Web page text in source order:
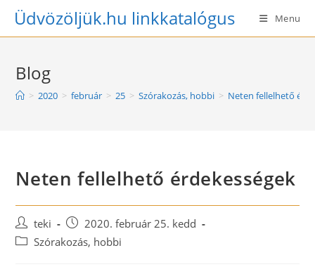
SkipÜdvözöljük.hu linkkatalógus Menu
Blog
> 2020 > február > 25 > Szórakozás, hobbi > Neten fellelhető
Neten fellelhető érdekességek
Post
author:
teki
Post
published:
2020. február 25. kedd
PostSzórakozás, hobbi